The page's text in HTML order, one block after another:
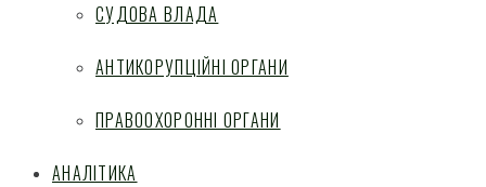
СУДОВА ВЛАДА
АНТИКОРУПЦІЙНІ ОРГАНИ
ПРАВООХОРОННІ ОРГАНИ
АНАЛІТИКА